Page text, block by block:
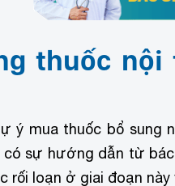
thuốc
ý mua thuốc bổ
có sự hướng dẫn từ
rối loạn ở giai đoạn